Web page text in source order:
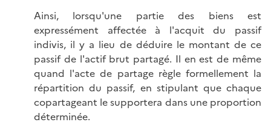
Ainsi, lorsqu'une partie des biens est
expressément affectée à l'acquit du passif
indivis, il y a lieu de déduire le montant de ce
passif de l'actif brut partagé. Il en est de même
quand l'acte de partage règle formellement la
répartition du passif, en stipulant que chaque
copartageant le supportera dans une proportion
déterminée.